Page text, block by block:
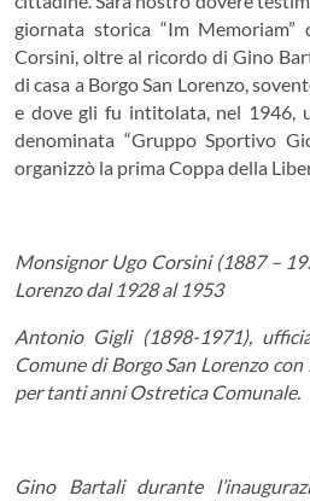
giornata storica “Im
Corsini, oltre al ricordo di Gino
di casa a Borgo San Lorenzo,
e dove gli fu intitolata, nel 1946,
denominata “Gruppo Sportivo
organizzò la prima Coppa della
Monsignor Ugo Corsini (1887 –
Lorenzo dal 1928 al 1953
Antonio Gigli (1898-1971),
Comune di Borgo San Lorenzo
per tanti anni Ostretica Comunale.
Gino Bartali durante